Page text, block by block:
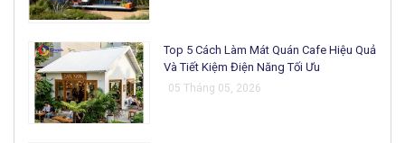
Top 5 Cách Làm Mát Quán Cafe Hiệu Quả
Và Tiết Kiệm Điện Năng Tối Ưu
05 Tháng 05, 2026